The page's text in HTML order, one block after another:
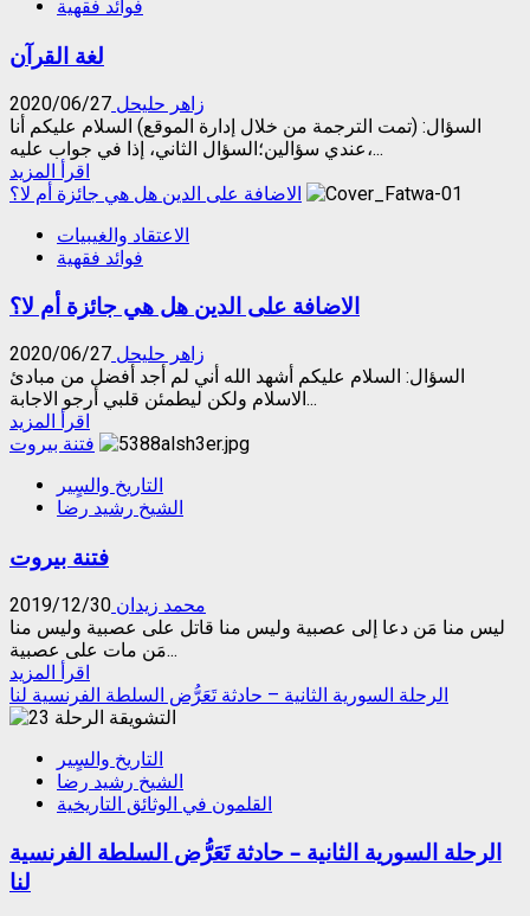
لبس
في
للنساء
فوائد فقهية
لغة القرآن
زاهر حليحل 2020/06/27
السؤال: (تمت الترجمة من خلال إدارة الموقع) السلام عليكم أنا
عندي سؤالين؛السؤال الثاني، إذا في جواب عليه،...
اقرأ المزيد
more
لغة
القرآن
الاضافة على الدين هل هي جائزة أم لا؟
الاعتقاد والغيبيات
فوائد فقهية
الاضافة على الدين هل هي جائزة أم لا؟
زاهر حليحل 2020/06/27
السؤال: السلام عليكم أشهد الله أني لم أجد أفضل من مبادئ
الاسلام ولكن ليطمئن قلبي أرجو الاجابة...
اقرأ المزيد
more
الاضافة
على
هل
جائزة
أم
لا؟
فتنة بيروت
التاريخ والسٍير
الشيخ رشيد رضا
فتنة بيروت
محمد زيدان 2019/12/30
ليس منا مَن دعا إلى عصبية وليس منا قاتل على عصبية وليس منا
مَن مات على عصبية...
اقرأ المزيد
more
about
بيروت
الرحلة السورية الثانية – حادثة تَعَرُّض السلطة الفرنسية لنا
التاريخ والسٍير
الشيخ رشيد رضا
القلمون في الوثائق التاريخية
الرحلة السورية الثانية – حادثة تَعَرُّض السلطة الفرنسية
لنا